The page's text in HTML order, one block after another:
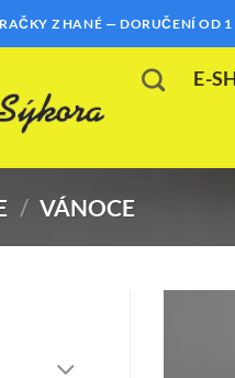
Z HANÉ — DORUČENÍ OD
E-
/ VÁNOCE